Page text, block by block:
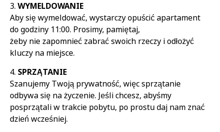
WYMELDOWANIE
Aby się wymeldować, wystarczy opuścić apartament
do godziny 11:00. Prosimy, pamiętaj,
żeby nie zapomnieć zabrać swoich rzeczy i odłożyć
kluczy na miejsce.
SPRZĄTANIE
Szanujemy Twoją prywatność, więc sprzątanie
odbywa się na życzenie. Jeśli chcesz, abyśmy
posprzątali w trakcie pobytu, po prostu daj nam znać
dzień wcześniej.